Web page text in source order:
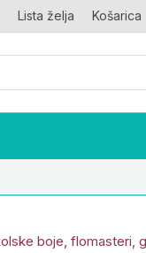
Lista želja Košarica
boje, flomasteri,